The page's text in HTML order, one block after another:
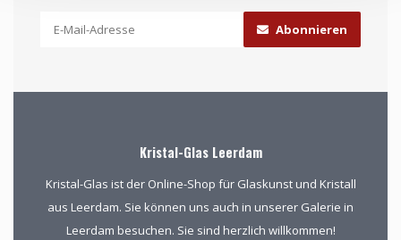
Abonnieren
Kristal-Glas Leerdam
Kristal-Glas ist der Online-Shop für Glaskunst und Kristall
aus Leerdam. Sie können uns auch in unserer Galerie in
Leerdam besuchen. Sie sind herzlich willkommen!